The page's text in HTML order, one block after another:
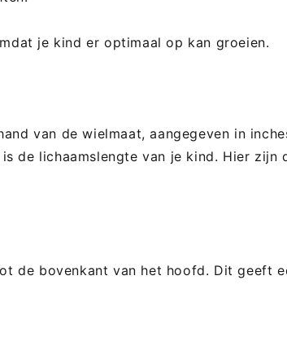
je kind er optimaal op kan groeien.
van de wielmaat, aangegeven in
de lichaamslengte van je kind. Hier zijn
de bovenkant van het hoofd. Dit geeft